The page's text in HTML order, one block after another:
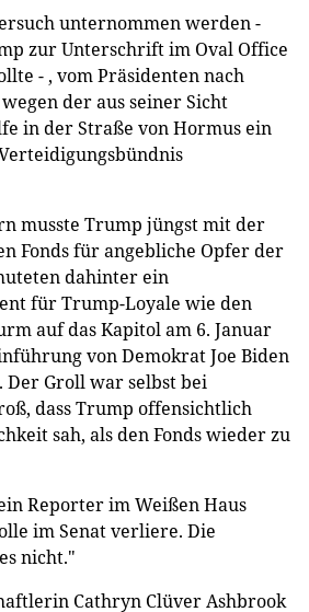
unternommen werden -
zur Unterschrift im Oval Office
- , vom Präsidenten nach
der aus seiner Sicht
in der Straße von Hormus ein
musste Trump jüngst mit der
Fonds für angebliche Opfer der
dahinter ein
für Trump-Loyale wie den
auf das Kapitol am 6. Januar
von Demokrat Joe Biden
Groll war selbst bei
dass Trump offensichtlich
sah, als den Fonds wieder zu
Reporter im Weißen Haus
im Senat verliere. Die
nicht."
Cathryn Clüver Ashbrook